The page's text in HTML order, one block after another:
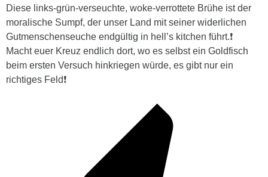
Diese links-grün-verseuchte, woke-verrottete Brühe ist der
moralische Sumpf, der unser Land mit seiner widerlichen
Gutmenschenseuche endgültig in hell’s kitchen führt.❗
Macht euer Kreuz endlich dort, wo es selbst ein Goldfisch
beim ersten Versuch hinkriegen würde, es gibt nur ein
richtiges Feld❗